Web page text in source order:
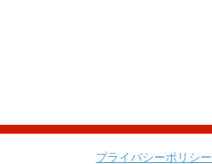
プライバシーポリシー